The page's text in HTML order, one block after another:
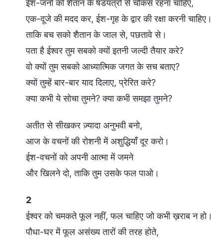
ईश-जनों को शैतान के षडयंत्रों से चौकस रहना चाहिए,
एक-दूजे की मदद कर, ईश-गृह के द्वार की रक्षा करनी चाहिए।
ताकि बच सको शैतान के जाल से, पछतावे से।
पता है ईश्वर तुम सबको क्यों इतनी जल्दी तैयार करे?
वो क्यों तुम सबको आध्यात्मिक जगत के सच बताए?
क्यों तुम्हें बार-बार याद दिलाए, प्रेरित करे?
क्या कभी ये सोचा तुमने? क्या कभी समझा तुमने?
अतीत से सीखकर ज़्यादा अनुभवी बनो,
आज के वचनों की रोशनी में अशुद्धियाँ दूर करो।
ईश-वचनों को अपनी आत्मा में जमने
और खिलने दो, ताकि तुम उसके फल पाओ।
2
ईश्वर को चमकते फूल नहीं, फल चाहिए जो कभी ख़राब न हो।
पौधा-घर में फूल असंख्य तारों की तरह होते,